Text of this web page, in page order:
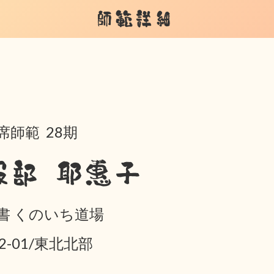
師範詳細
師範 28期
部 耶惠子
くのいち道場
01/東北北部